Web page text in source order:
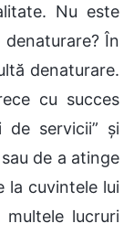
Nu este
În
denaturare.
cu succes
servicii” și
de a atinge
la cuvintele lui
multele lucruri